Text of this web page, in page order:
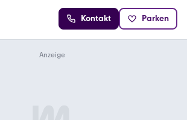
Kontakt Parken